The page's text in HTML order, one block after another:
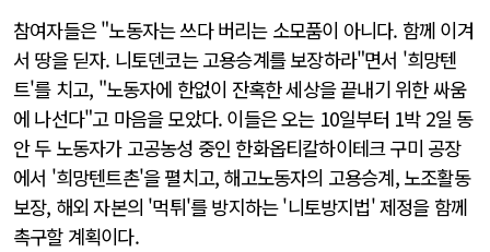
참여자들은 "노동자는 쓰다 버리는 소모품이 아니다. 함께 이겨
서 땅을 딛자. 니토덴코는 고용승계를 보장하라"면서 '희망텐
트'를 치고, "노동자에 한없이 잔혹한 세상을 끝내기 위한 싸움
에 나선다"고 마음을 모았다. 이들은 오는 10일부터 1박 2일 동
안 두 노동자가 고공농성 중인 한화옵티칼하이테크 구미 공장
에서 '희망텐트촌'을 펼치고, 해고노동자의 고용승계, 노조활동
보장, 해외 자본의 '먹튀'를 방지하는 '니토방지법' 제정을 함께
촉구할 계획이다.